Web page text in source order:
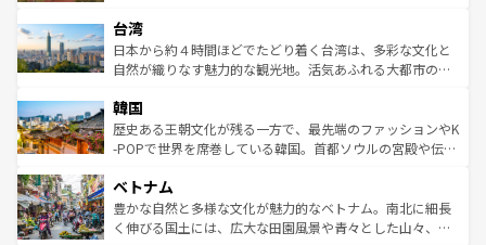
ならではの贅沢な旅のスタイルだ。 なお、新着のアメリカ
情報はコンテンツ一覧を参照してほしい。
れるおもてなしの心で訪れる人々を迎えてくれるハワイの
人々、おいしいローカルフードやハワイアンミュージッ
ク、伝統的なフラダンスなど、すべてがハワイの魅力を彩
ワイを、存分に味わってほしい。 なお、新着のハワイ情報
はコンテンツ一覧を参照してほしい。
リアリーフや大陸中央部にそびえるウルル（エアーズロッ
ク）、タスマニアの美しい原生林やケアンズの熱帯雨林な
ど、見どころがたくさん。また、カフェやワイン、オージ
いる。アクティビティも充実しており、サーフィンやダイ
ビング、ハイキングなど、アウトドア好きにはたまらな
い。オーストラリアの多彩な魅力を存分に味わいつくそ
参照してほしい。
台湾
日本から約４時間ほどでたどり着く台湾は、多彩な文化と
自然が織りなす魅力的な観光地。活気あふれる大都市の台
ン）、静ひつな山岳地帯である台湾東部など、都市の喧騒
と山間の静けさが共存しており、訪れる人に新しい発見と
驚きをもたらしてくれる。また、奥深い台湾の食文化も魅
容にもいいと評判のスイーツなど、バラエティ豊かな料理
が味わえる。 なお、新着の台湾情報は コンテンツ一覧を参
照してほしい。
韓国
歴史ある王朝文化が残る一方で、最先端のファッションやK
-POPで世界を席巻している韓国。首都ソウルの宮殿や伝統
き、地方に足を延ばせば四季折々の自然美を楽しむことが
できる。そして、キムチや焼肉、絶品のストリートフード
まで、さまざまな韓国料理が待っている。夜には、韓国な
ベトナム
豊かな自然と多様な文化が魅力的なベトナム。南北に細長
く伸びる国土には、広大な田園風景や青々とした山々、世